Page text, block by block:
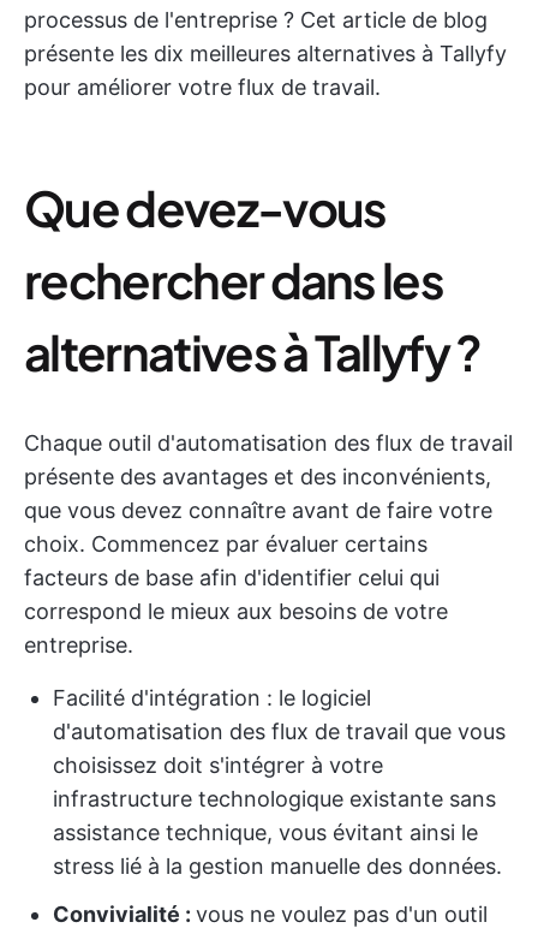
processus de l'entreprise ? Cet article de blog
présente les dix meilleures alternatives à Tallyfy
pour améliorer votre flux de travail.
Que devez-vous
rechercher dans les
alternatives à Tallyfy ?
Chaque outil d'automatisation des flux de travail
présente des avantages et des inconvénients,
que vous devez connaître avant de faire votre
choix. Commencez par évaluer certains
facteurs de base afin d'identifier celui qui
correspond le mieux aux besoins de votre
entreprise.
Facilité d'intégration : le logiciel
d'automatisation des flux de travail que vous
choisissez doit s'intégrer à votre
infrastructure technologique existante sans
assistance technique, vous évitant ainsi le
stress lié à la gestion manuelle des données.
Convivialité : vous ne voulez pas d'un outil